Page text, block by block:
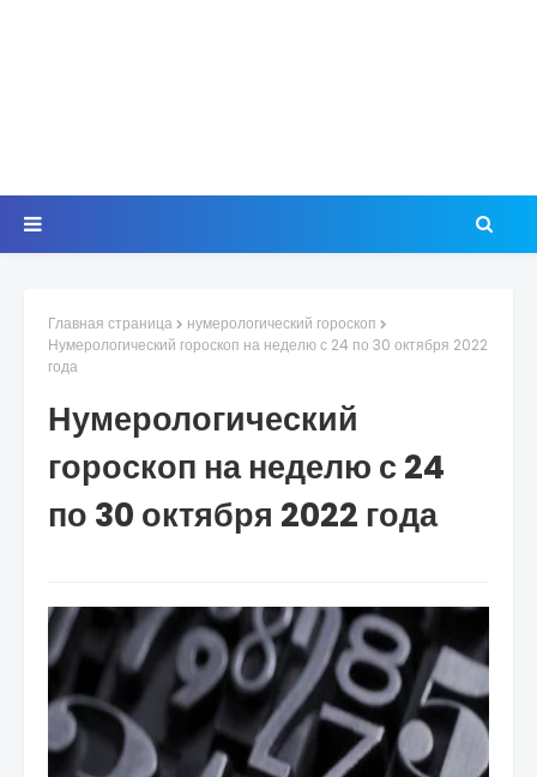
Главная страница
нумерологический гороскоп
Нумерологический гороскоп на неделю с 24 по 30 октября 2022
года
Нумерологический
гороскоп на неделю с 24
по 30 октября 2022 года